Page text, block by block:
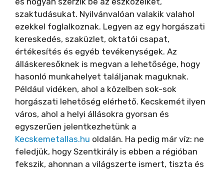
szaktudásukat. Nyilvánvalóan valakik valahol
ezekkel foglalkoznak. Legyen az egy horgászati
kereskedés, szaküzlet, oktatói csapat,
értékesítés és egyéb tevékenységek. Az
álláskeresőknek is megvan a lehetősége, hogy
hasonló munkahelyet találjanak maguknak.
Például vidéken, ahol a közelben sok-sok
horgászati lehetőség elérhető. Kecskemét ilyen
város, ahol a helyi állásokra gyorsan és
egyszerűen jelentkezhetünk a
Kecskemetallas.hu oldalán. Ha pedig már víz: ne
feledjük, hogy Szentkirály is ebben a régióban
fekszik, ahonnan a világszerte ismert, tiszta és